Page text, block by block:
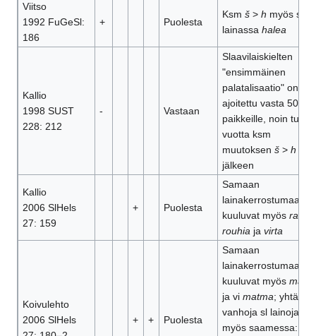
Viitso
1992 FuGeSl:
186
+ Puolesta
Ksm š> h myös sl
lainassa halea
Kallio
1998 SUST
228: 212
- Vastaan
Slaavilaiskielten
"ensimmäinen
palatalisaatio" on
ajoitettu vasta 500
paikkeille, noin tuhat
vuotta ksm
muutoksen š> h
jälkeen
Kallio
2006 SlHels
27: 159
+ Puolesta
Samaan
lainakerrostumaan
kuuluvat myös rauta
rouhia ja virta
Koivulehto
2006 SlHels
+ + Puolesta
Samaan
lainakerrostumaan
kuuluvat myös
ja vi matma; yhtä
vanhoja sl lainoja on
myös saamessa: P